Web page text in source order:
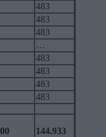
483
483
483
…
483
483
483
483
144.933